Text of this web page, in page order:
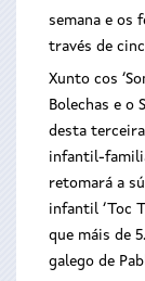
semana e os
través de
Xunto cos
Bolechas e o
desta
infantil-
retomará a
infantil ‘Toc
que máis de
galego de